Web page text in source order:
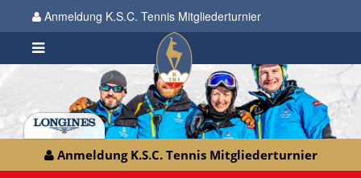
Anmeldung K.S.C. Tennis Mitgliederturnier
Anmeldung K.S.C. Tennis Mitgliederturnier